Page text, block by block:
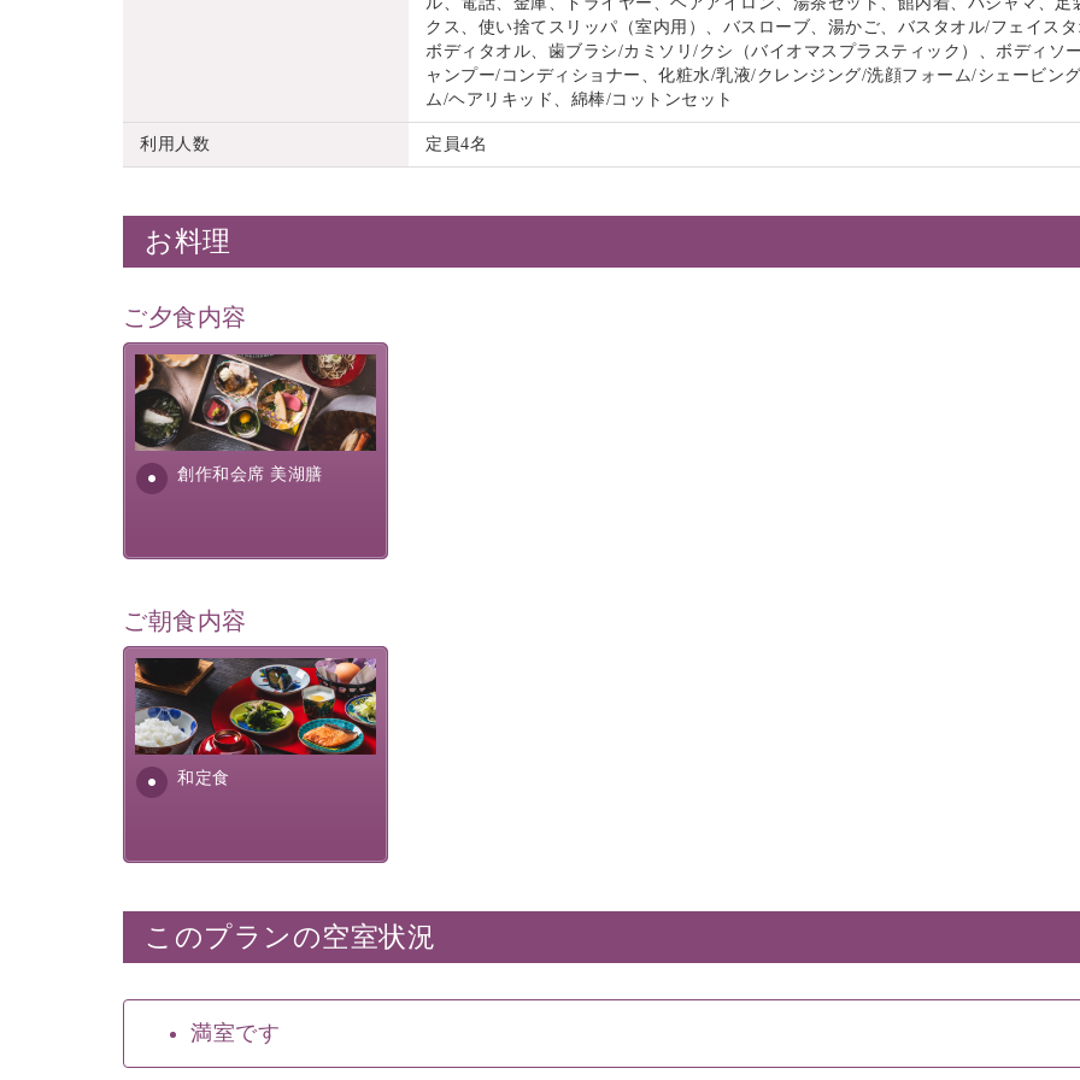
クス、使い捨てスリッパ（室内用）、バスローブ、湯かご、バスタオル/フェイスタ
ボディタオル、歯ブラシ/カミソリ/クシ（バイオマスプラスティック）、ボディソ
ャンプー/コンディショナー、化粧水/乳液/クレンジング/洗顔フォーム/シェービン
ム/ヘアリキッド、綿棒/コットンセット
利用人数 定員4名
お料理
ご夕食内容
創作和会席 美湖膳
美湖膳とは諏訪の地で特別を
提供する為に料理長・神原 裕
明が考え出した創作和会席で
す。美しい諏訪湖の幸...
ご朝食内容
和定食
さっぱりとした和食膳に使わ
れる食材は、諏訪の名産品を
ふんだんに取り入れ、安心・
安全を心掛けた長野県産...
このプランの空室状況
満室です